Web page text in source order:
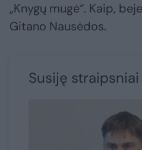
„Knygų mugė“. Kaip,
Gitano Nausėdos.
Susiję straipsniai